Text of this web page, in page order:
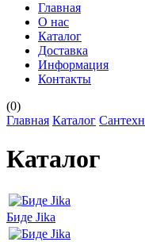
Главная
О нас
Каталог
Доставка
Информация
Контакты
(0)
Главная Каталог
Каталог
Биде Jika